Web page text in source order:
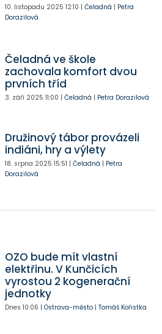
10. listopadu 2025 12:10 | Čeladná | Petra
Dorazilová
Čeladná ve škole
zachovala komfort dvou
prvních tříd
3. září 2025 11:00 | Čeladná | Petra Dorazilová
Družinový tábor provázeli
indiáni, hry a výlety
18. srpna 2025 15:51 | Čeladná | Petra
Dorazilová
OZO bude mít vlastní
elektřinu. V Kunčicích
vyrostou 2 kogenerační
jednotky
Dnes 10:06 | Ostrava-město| Tomáš Kořistka